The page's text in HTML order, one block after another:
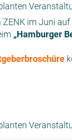
ZENK im Juni
„Hamburger